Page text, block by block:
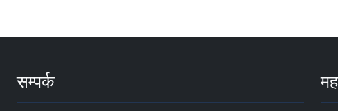
सम्पर्क